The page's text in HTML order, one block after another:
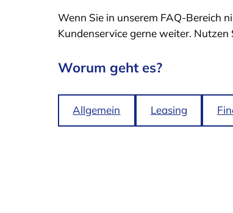
Wenn Sie in unserem FAQ-Bereich
Kundenservice gerne weiter.
Worum geht es?
Allgemein Leasing